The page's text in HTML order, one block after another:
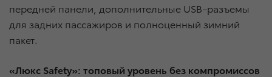
передней панели, дополнительные USB-разъемы
для задних пассажиров и полноценный зимний
пакет.
«Люкс Safety»: топовый уровень без компромиссов